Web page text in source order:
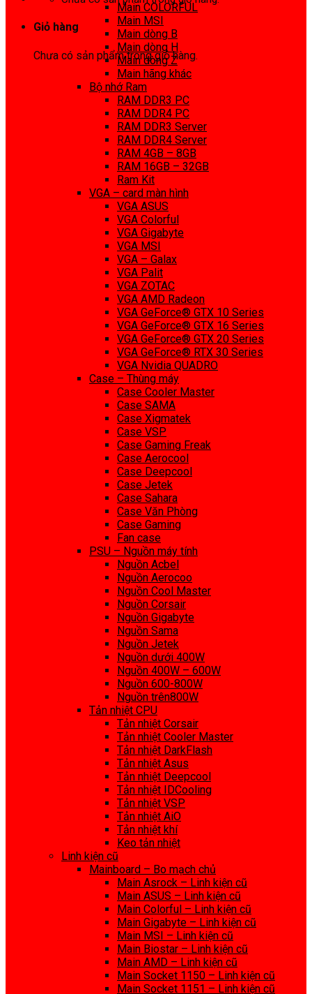
Giỏ hàng
Chưa có sản phẩm trong giỏ hàng.
Main COLORFUL
Main MSI
Main dòng B
Main dòng H
Main dòng Z
Main hãng khác
Bộ nhớ Ram
RAM DDR3 PC
RAM DDR4 PC
RAM DDR3 Server
RAM DDR4 Server
RAM 4GB – 8GB
RAM 16GB – 32GB
Ram Kit
VGA – card màn hình
VGA ASUS
VGA Colorful
VGA Gigabyte
VGA MSI
VGA – Galax
VGA Palit
VGA ZOTAC
VGA AMD Radeon
VGA GeForce® GTX 10 Series
VGA GeForce® GTX 16 Series
VGA GeForce® GTX 20 Series
VGA GeForce® RTX 30 Series
VGA Nvidia QUADRO
Case – Thùng máy
Case Cooler Master
Case SAMA
Case Xigmatek
Case VSP
Case Gaming Freak
Case Aerocool
Case Deepcool
Case Jetek
Case Sahara
Case Văn Phòng
Case Gaming
Fan case
PSU – Nguồn máy tính
Nguồn Acbel
Nguồn Aerocoo
Nguồn Cool Master
Nguồn Corsair
Nguồn Gigabyte
Nguồn Sama
Nguồn Jetek
Nguồn dưới 400W
Nguồn 400W – 600W
Nguồn 600-800W
Nguồn trên800W
Tản nhiệt CPU
Tản nhiệt Corsair
Tản nhiệt Cooler Master
Tản nhiệt DarkFlash
Tản nhiệt Asus
Tản nhiệt Deepcool
Tản nhiệt IDCooling
Tản nhiệt VSP
Tản nhiệt AiO
Tản nhiệt khí
Keo tản nhiệt
Linh kiện cũ
Mainboard – Bo mạch chủ
Main Asrock – Linh kiện cũ
Main ASUS – Linh kiện cũ
Main Colorful – Linh kiện cũ
Main Gigabyte – Linh kiện cũ
Main MSI – Linh kiện cũ
Main Biostar – Linh kiện cũ
Main AMD – Linh kiện cũ
Main Socket 1150 – Linh kiện cũ
Main Socket 1151 – Linh kiện cũ